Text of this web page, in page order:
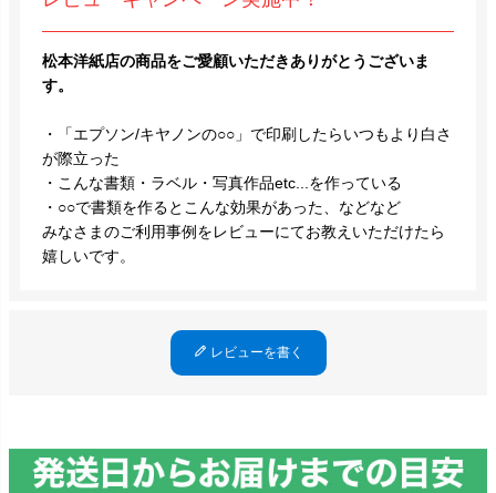
松本洋紙店の商品をご愛顧いただきありがとうございま
す。
・「エプソン/キヤノンの○○」で印刷したらいつもより白さ
が際立った
・こんな書類・ラベル・写真作品etc...を作っている
・○○で書類を作るとこんな効果があった、などなど
みなさまのご利用事例をレビューにてお教えいただけたら
嬉しいです。
レビューを書く